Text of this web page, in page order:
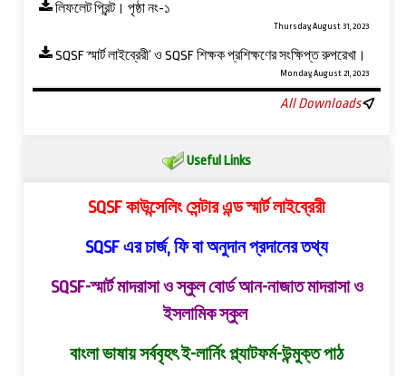
লিফলেট প্রিন্ট। পৃষ্ঠা নং-১
Thursday, August 31, 2023
SQSF স্মার্ট লাইব্রেরী’ ও ‍SQSF শিক্ষক প্রশিক্ষণের সংক্ষিপ্ত রুপরেখা।
Monday, August 21, 2023
All Downloads
Useful Links
SQSF কাউন্সেলিং সেন্টার এন্ড স্মার্ট লাইব্রেরী
SQSF এর চার্জ, ফি বা অনুদান প্রদানের তথ্য
SQSF-স্মার্ট মাদরাসা ও স্কুল বোর্ড আন-নাজাত মাদরাসা ও
ইসলামিক স্কুল
বাংলা ভাষায় সর্ববৃহৎ ই-লার্নিং প্ল্যাটফর্ম-উন্মুক্ত পাঠ